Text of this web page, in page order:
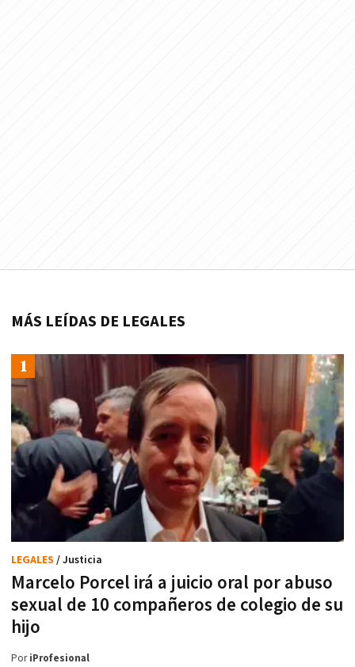
MÁS LEÍDAS DE LEGALES
Marcelo Porcel irá a juicio oral por abuso
sexual de 10 compañeros de colegio de su
hijo
LEGALES / Justicia
PoriProfesional